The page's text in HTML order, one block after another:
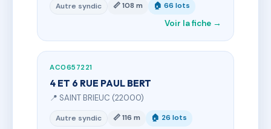
Autre syndic 📏 108 m 🏠 66 lots
Voir la fiche →
AC0657221
4 ET 6 RUE PAUL BERT
📍 SAINT BRIEUC (22000)
Autre syndic 📏 116 m 🏠 26 lots